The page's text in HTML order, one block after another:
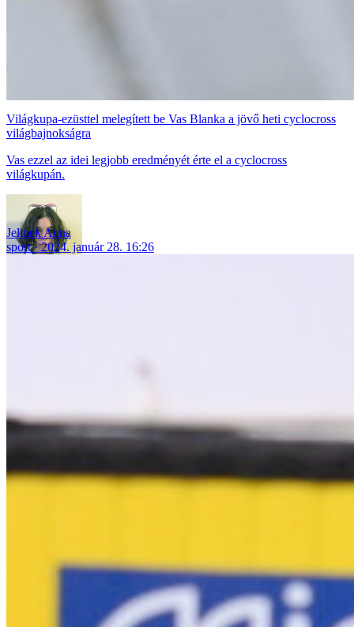
Világkupa-ezüsttel melegített be Vas Blanka a jövő heti cyclocross
világbajnokságra
Vas ezzel az idei legjobb eredményét érte el a cyclocross
világkupán.
Jelinek Anna
sport
2024. január 28. 16:26